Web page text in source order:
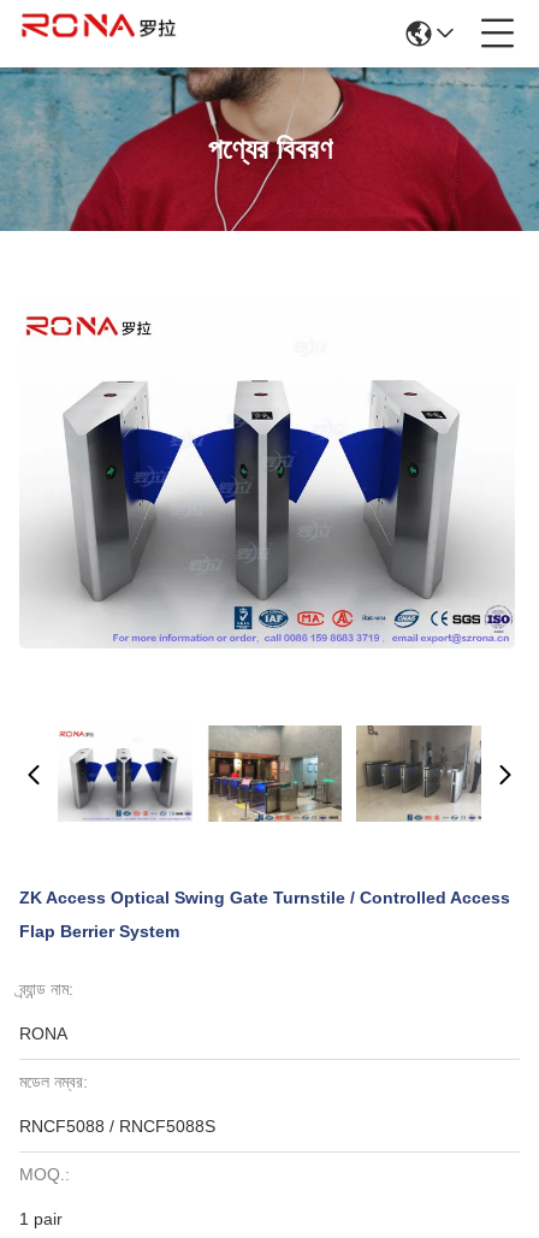
পণ্যের বিবরণ
ZK Access Optical Swing Gate Turnstile / Controlled Access
Flap Berrier System
ব্র্যান্ড নাম:
RONA
মডেল নম্বর:
RNCF5088 / RNCF5088S
MOQ.:
1 pair